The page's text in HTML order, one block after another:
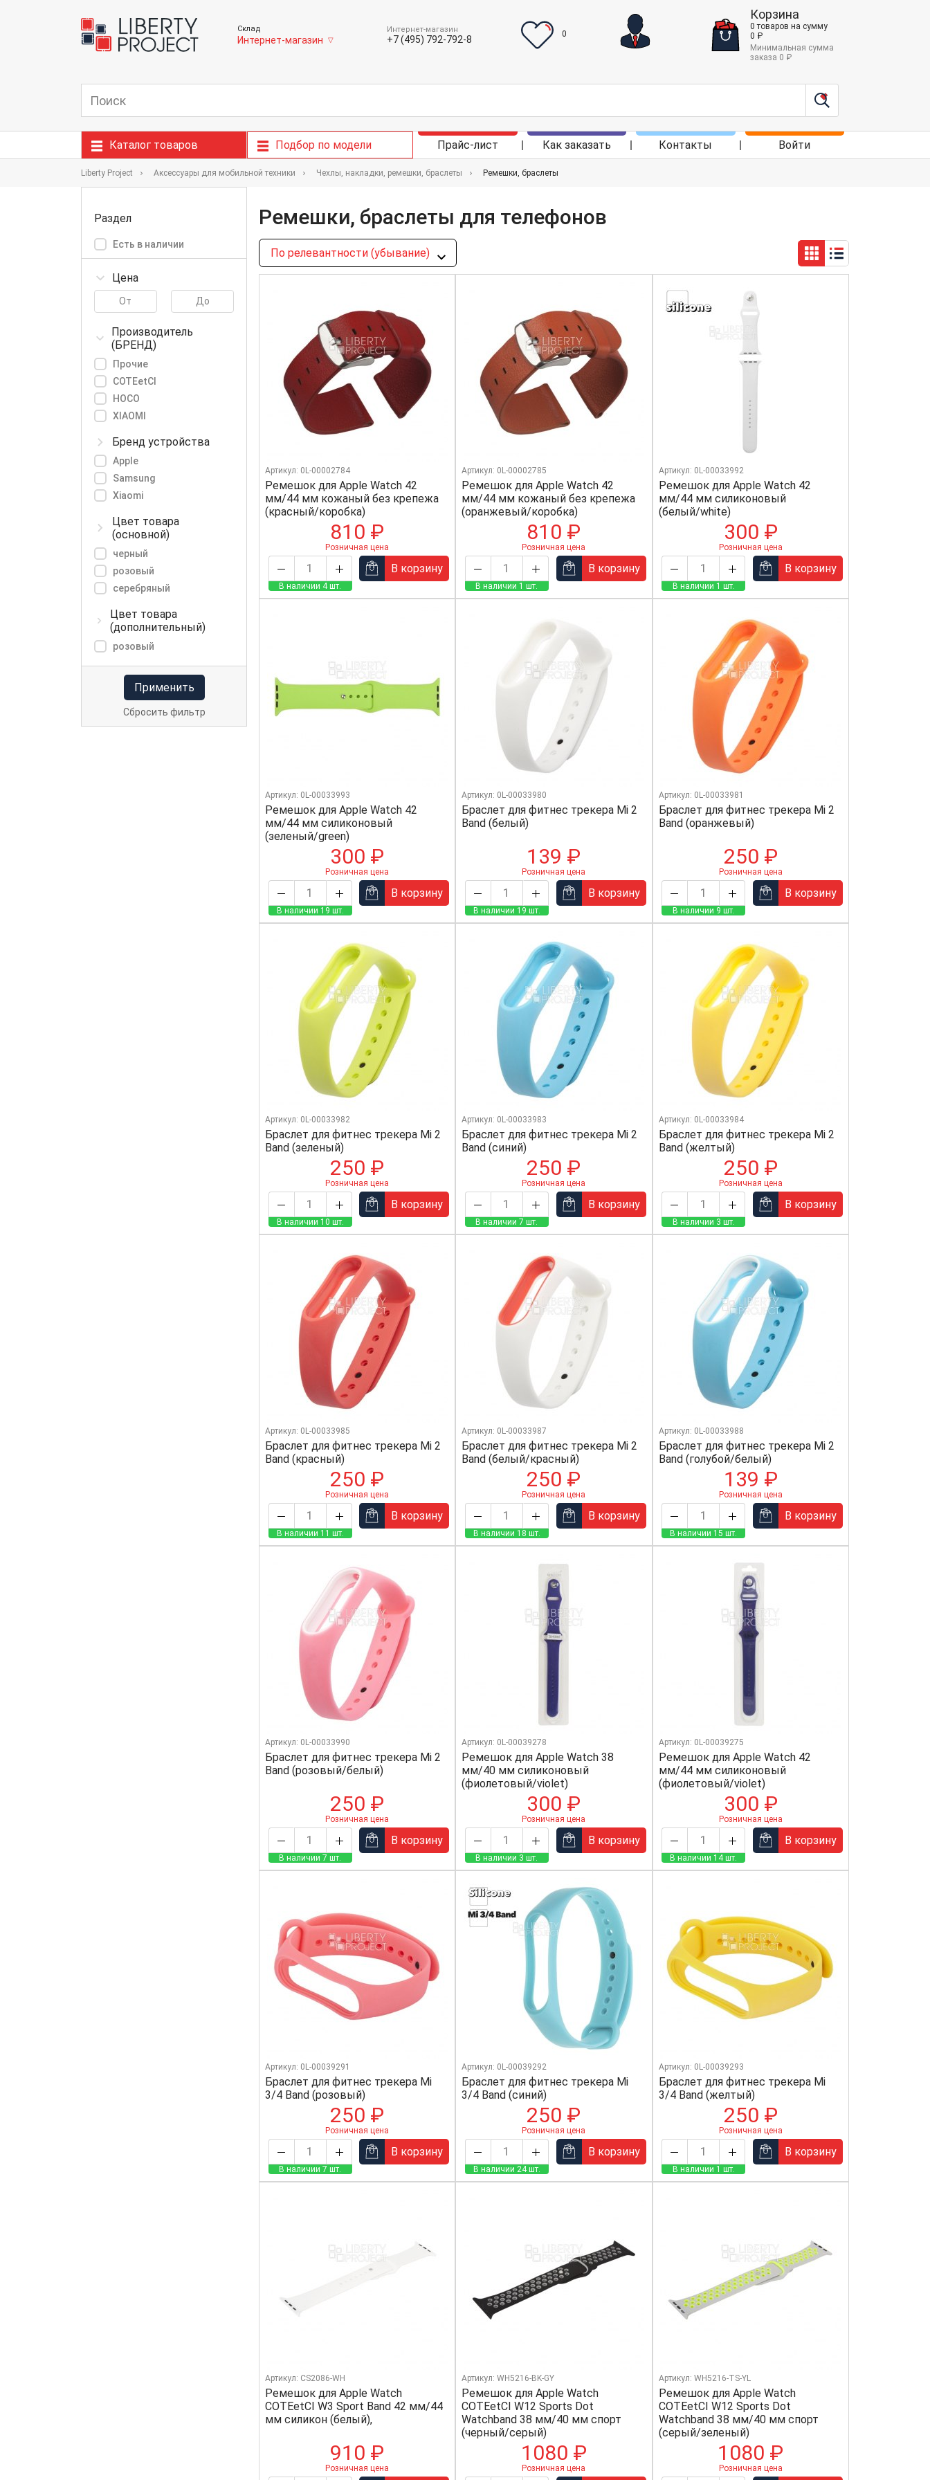
Склад
Интернет-магазин ▽
Интернет-магазин
+7 (495) 792-792-8
0
Корзина
0 товаров на сумму
0 ₽
Минимальная сумма
заказа 0 ₽
Каталог товаров Подбор по модели Прайс-лист Как заказать Контакты Войти
Liberty Project Аксессуары для мобильной техники Чехлы, накладки, ремешки, браслеты Ремешки, браслеты
Раздел
Есть в наличии
Цена
Производитель
(БРЕНД)
Прочие
COTEetCI
HOCO
XIAOMI
Бренд устройства
Apple
Samsung
Xiaomi
Цвет товара
(основной)
черный
розовый
серебряный
Цвет товара
(дополнительный)
розовый
Применить
Сбросить фильтр
Ремешки, браслеты для телефонов
По релевантности (убывание)
Ремешок для Apple Watch 42
мм/44 мм кожаный без крепежа
(красный/коробка)
Артикул: 0L-00002784
810 ₽
Розничная цена
В наличии 4 шт.
В корзину
Ремешок для Apple Watch 42
мм/44 мм кожаный без крепежа
(оранжевый/коробка)
Артикул: 0L-00002785
810 ₽
Розничная цена
В наличии 1 шт.
В корзину
Ремешок для Apple Watch 42
мм/44 мм силиконовый
(белый/white)
Артикул: 0L-00033992
300 ₽
Розничная цена
В наличии 1 шт.
В корзину
Ремешок для Apple Watch 42
мм/44 мм силиконовый
(зеленый/green)
Артикул: 0L-00033993
300 ₽
Розничная цена
В наличии 19 шт.
В корзину
Браслет для фитнес трекера Mi 2
Band (белый)
Артикул: 0L-00033980
139 ₽
Розничная цена
В наличии 19 шт.
В корзину
Браслет для фитнес трекера Mi 2
Band (оранжевый)
Артикул: 0L-00033981
250 ₽
Розничная цена
В наличии 9 шт.
В корзину
Браслет для фитнес трекера Mi 2
Band (зеленый)
Артикул: 0L-00033982
250 ₽
Розничная цена
В наличии 10 шт.
В корзину
Браслет для фитнес трекера Mi 2
Band (синий)
Артикул: 0L-00033983
250 ₽
Розничная цена
В наличии 7 шт.
В корзину
Браслет для фитнес трекера Mi 2
Band (желтый)
Артикул: 0L-00033984
250 ₽
Розничная цена
В наличии 3 шт.
В корзину
Браслет для фитнес трекера Mi 2
Band (красный)
Артикул: 0L-00033985
250 ₽
Розничная цена
В наличии 11 шт.
В корзину
Браслет для фитнес трекера Mi 2
Band (белый/красный)
Артикул: 0L-00033987
250 ₽
Розничная цена
В наличии 18 шт.
В корзину
Браслет для фитнес трекера Mi 2
Band (голубой/белый)
Артикул: 0L-00033988
139 ₽
Розничная цена
В наличии 15 шт.
В корзину
Браслет для фитнес трекера Mi 2
Band (розовый/белый)
Артикул: 0L-00033990
250 ₽
Розничная цена
В наличии 7 шт.
В корзину
Ремешок для Apple Watch 38
мм/40 мм силиконовый
(фиолетовый/violet)
Артикул: 0L-00039278
300 ₽
Розничная цена
В наличии 3 шт.
В корзину
Ремешок для Apple Watch 42
мм/44 мм силиконовый
(фиолетовый/violet)
Артикул: 0L-00039275
300 ₽
Розничная цена
В наличии 14 шт.
В корзину
Браслет для фитнес трекера Mi
3/4 Band (розовый)
Артикул: 0L-00039291
250 ₽
Розничная цена
В наличии 7 шт.
В корзину
Браслет для фитнес трекера Mi
3/4 Band (синий)
Артикул: 0L-00039292
250 ₽
Розничная цена
В наличии 24 шт.
В корзину
Браслет для фитнес трекера Mi
3/4 Band (желтый)
Артикул: 0L-00039293
250 ₽
Розничная цена
В наличии 1 шт.
В корзину
Ремешок для Apple Watch
COTEetCI W3 Sport Band 42 мм/44
мм силикон (белый),
Артикул: CS2086-WH
910 ₽
Розничная цена
Ремешок для Apple Watch
COTEetCI W12 Sports Dot
Watchband 38 мм/40 мм спорт
(черный/серый)
Артикул: WH5216-BK-GY
1080 ₽
Розничная цена
Ремешок для Apple Watch
COTEetCI W12 Sports Dot
Watchband 38 мм/40 мм спорт
(серый/зеленый)
Артикул: WH5216-TS-YL
1080 ₽
Розничная цена